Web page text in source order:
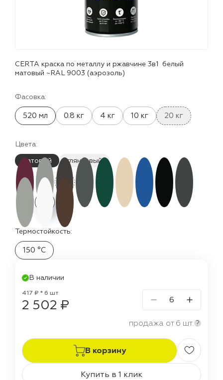
CERTA краска по металлу и ржавчине 3в1 белый
матовый ~RAL 9003 (аэрозоль)
Фасовка:
520 мл 0.8 кг 4 кг 10 кг 20 кг
Цвета:
матовый
глянцевый
Термостойкость:
150 °C
В наличии
417 ₽ * 6 шт
2 502 ₽
продажа от 6 шт. ?
В корзину
Купить в 1 клик